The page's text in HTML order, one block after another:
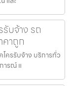
บจ้าง รถ
คาถูก
โครรับจ้าง บริการทั่ว
ารณ์ แ